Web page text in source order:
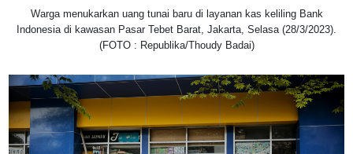
Warga menukarkan uang tunai baru di layanan kas keliling Bank
Indonesia di kawasan Pasar Tebet Barat, Jakarta, Selasa (28/3/2023).
(FOTO : Republika/Thoudy Badai)